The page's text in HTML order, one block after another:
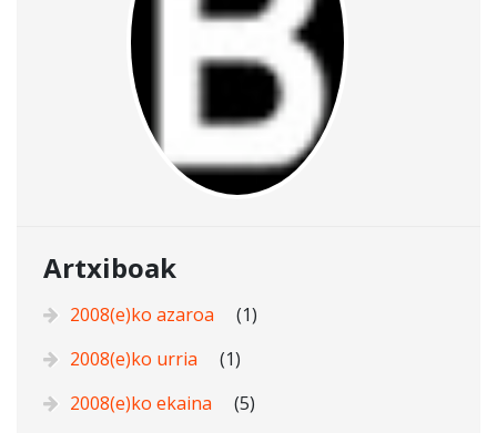
Artxiboak
2008(e)ko azaroa
(1)
2008(e)ko urria
(1)
2008(e)ko ekaina
(5)